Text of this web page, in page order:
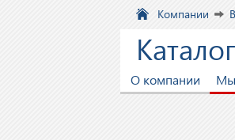
Компании
О компании Мы